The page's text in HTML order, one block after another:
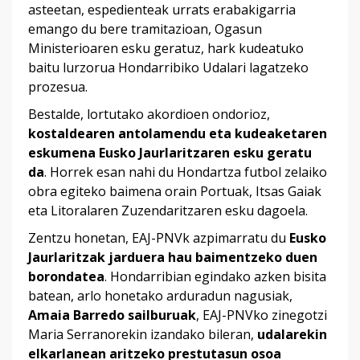
asteetan, espedienteak urrats erabakigarria
emango du bere tramitazioan, Ogasun
Ministerioaren esku geratuz, hark kudeatuko
baitu lurzorua Hondarribiko Udalari lagatzeko
prozesua.
Bestalde, lortutako akordioen ondorioz,
kostaldearen antolamendu eta kudeaketaren
eskumena Eusko Jaurlaritzaren esku geratu
da. Horrek esan nahi du Hondartza futbol zelaiko
obra egiteko baimena orain Portuak, Itsas Gaiak
eta Litoralaren Zuzendaritzaren esku dagoela.
Zentzu honetan, EAJ-PNVk azpimarratu du Eusko
Jaurlaritzak jarduera hau baimentzeko duen
borondatea. Hondarribian egindako azken bisita
batean, arlo honetako arduradun nagusiak,
Amaia Barredo sailburuak, EAJ-PNVko zinegotzi
Maria Serranorekin izandako bileran, udalarekin
elkarlanean aritzeko prestutasun osoa